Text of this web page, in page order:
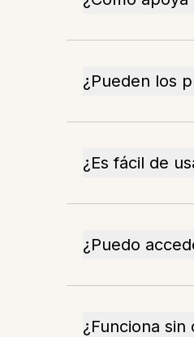
¿Pueden los
¿Es fácil de
¿Puedo
¿Funciona sin